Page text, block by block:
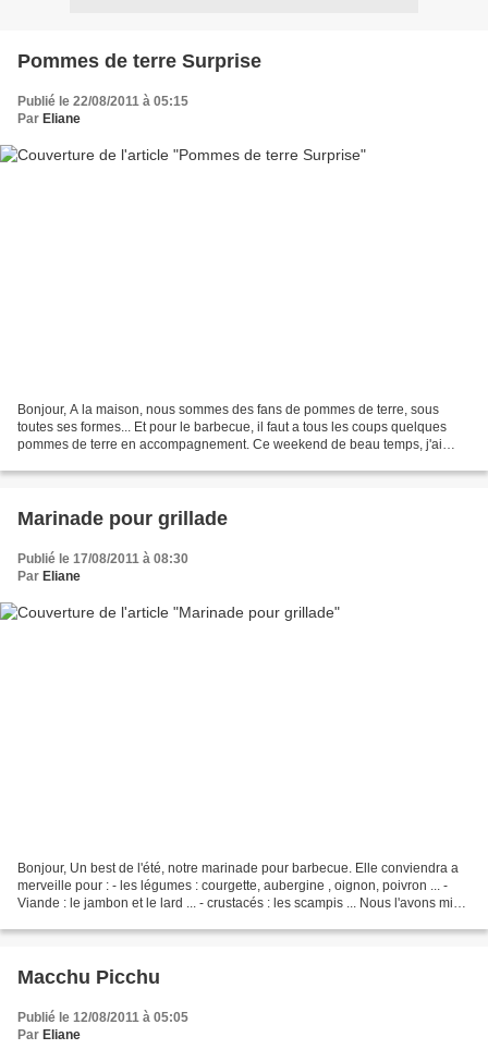
Pommes de terre Surprise
Publié le 22/08/2011 à 05:15
Par Eliane
Bonjour, A la maison, nous sommes des fans de pommes de terre, sous
toutes ses formes... Et pour le barbecue, il faut a tous les coups quelques
pommes de terre en accompagnement. Ce weekend de beau temps, j'ai
Marinade pour grillade
Publié le 17/08/2011 à 08:30
Par Eliane
Bonjour, Un best de l'été, notre marinade pour barbecue. Elle conviendra a
merveille pour : - les légumes : courgette, aubergine , oignon, poivron ... -
Viande : le jambon et le lard ... - crustacés : les scampis ... Nous l'avons mise
Macchu Picchu
Publié le 12/08/2011 à 05:05
Par Eliane